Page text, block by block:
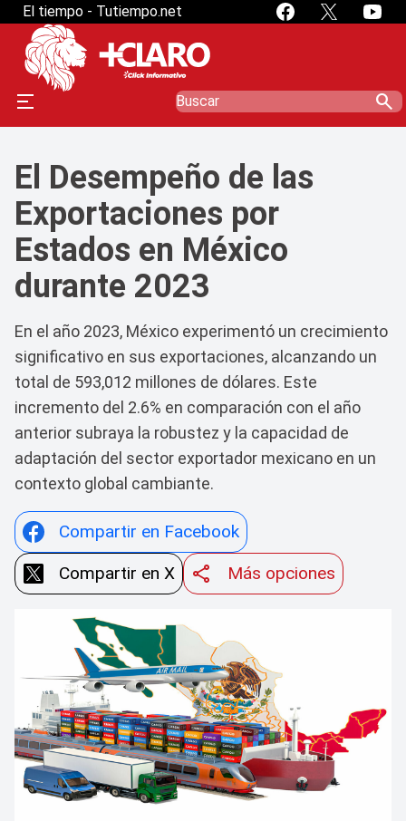
El tiempo - Tutiempo.net
search
El Desempeño de las
Exportaciones por
Estados en México
durante 2023
En el año 2023, México experimentó un crecimiento
significativo en sus exportaciones, alcanzando un
total de 593,012 millones de dólares. Este
incremento del 2.6% en comparación con el año
anterior subraya la robustez y la capacidad de
adaptación del sector exportador mexicano en un
contexto global cambiante.
Compartir en Facebook
Compartir en X
Más opciones